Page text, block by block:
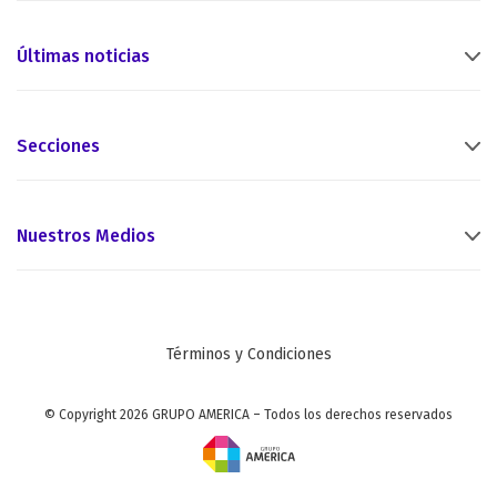
Últimas noticias
Secciones
Nuestros Medios
Términos y Condiciones
© Copyright 2026 GRUPO AMERICA – Todos los derechos reservados